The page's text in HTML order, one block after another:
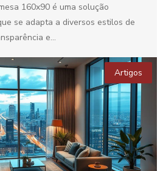
160x90 é uma solução
se adapta a diversos estilos de
e...
Artigos